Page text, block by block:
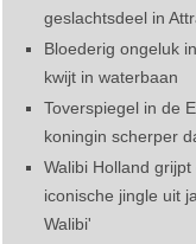
geslachtsdeel in
Bloederig ongeluk
kwijt in waterbaan
Toverspiegel in de
koningin scherper
Walibi Holland
iconische jingle uit
Walibi'